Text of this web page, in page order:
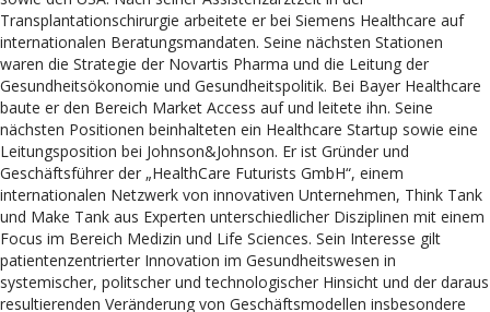
Transplantationschirurgie arbeitete er bei Siemens Healthcare auf
internationalen Beratungsmandaten. Seine nächsten Stationen
waren die Strategie der Novartis Pharma und die Leitung der
Gesundheitsökonomie und Gesundheitspolitik. Bei Bayer Healthcare
baute er den Bereich Market Access auf und leitete ihn. Seine
nächsten Positionen beinhalteten ein Healthcare Startup sowie eine
Leitungsposition bei Johnson&Johnson. Er ist Gründer und
Geschäftsführer der „HealthCare Futurists GmbH“, einem
internationalen Netzwerk von innovativen Unternehmen, Think Tank
und Make Tank aus Experten unterschiedlicher Disziplinen mit einem
Focus im Bereich Medizin und Life Sciences. Sein Interesse gilt
patientenzentrierter Innovation im Gesundheitswesen in
systemischer, politscher und technologischer Hinsicht und der daraus
resultierenden Veränderung von Geschäftsmodellen insbesondere